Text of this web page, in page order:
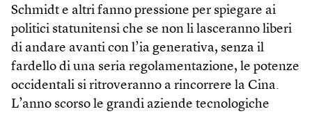
Schmidt e altri fanno pressione per spiegare ai
politici statunitensi che se non li lasceranno liberi
di andare avanti con l’ia generativa, senza il
fardello di una seria regolamentazione, le potenze
occidentali si ritroveranno a rincorrere la Cina.
L’anno scorso le grandi aziende tecnologiche